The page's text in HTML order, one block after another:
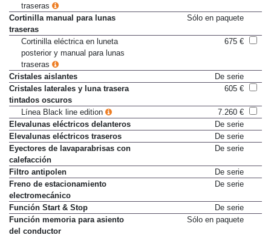
posterior y manual para lunas
traseras
Cortinilla manual para lunas
traseras
Cortinilla eléctrica en luneta
posterior y manual para lunas
traseras
Cristales aislantes
De serie
Cristales laterales y luna trasera
tintados oscuros
Línea Black line edition
7.260 €
Elevalunas eléctricos delanteros
De serie
Elevalunas eléctricos traseros
De serie
Eyectores de lavaparabrisas con
calefacción
Filtro antipolen
De serie
Freno de estacionamiento
electromecánico
Función Start & Stop
De serie
Función memoria para asiento